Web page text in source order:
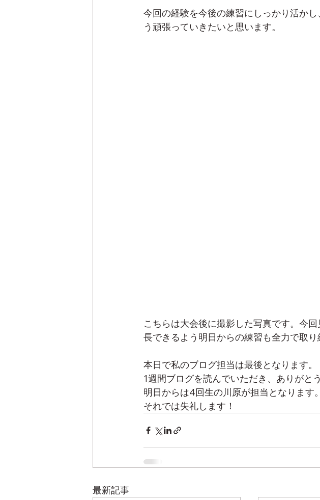
今回の経験を今後の練習にしっかり活か
う頑張っていきたいと思います。
こちらは大会後に撮影した写真です。今
長できるよう明日からの練習も全力で取り
本日で私のブログ担当は最後となります。
1週間ブログを読んでいただき、ありがと
明日からは4回生の川原が担当となります。
それでは失礼します！
最新記事